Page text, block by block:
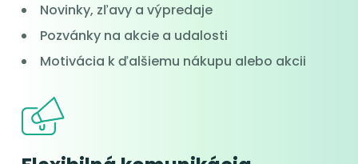
Novinky, zľavy a výpredaje
Pozvánky na akcie a udalosti
Motivácia k ďalšiemu nákupu alebo akcii